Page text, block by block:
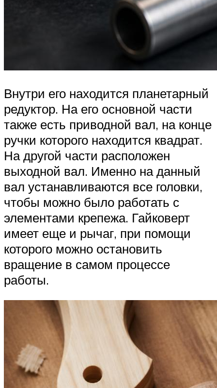
Внутри его находится планетарный
редуктор. На его основной части
также есть приводной вал, на конце
ручки которого находится квадрат.
На другой части расположен
выходной вал. Именно на данный
вал устанавливаются все головки,
чтобы можно было работать с
элементами крепежа. Гайковерт
имеет еще и рычаг, при помощи
которого можно остановить
вращение в самом процессе
работы.